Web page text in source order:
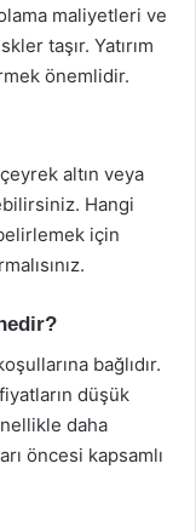
maliyetleri ve
taşır. Yatırım
önemlidir.
çeyrek altın veya
Hangi
için
bağlıdır.
düşük
daha
öncesi kapsamlı